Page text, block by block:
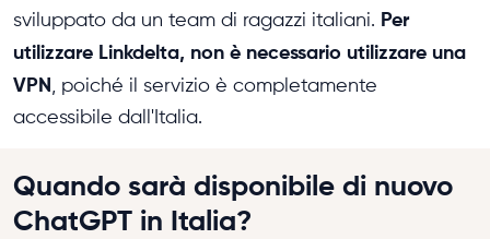
sviluppato da un team di ragazzi italiani. Per
utilizzare Linkdelta, non è necessario utilizzare una
VPN, poiché il servizio è completamente
accessibile dall'Italia.
Quando sarà disponibile di nuovo
ChatGPT in Italia?